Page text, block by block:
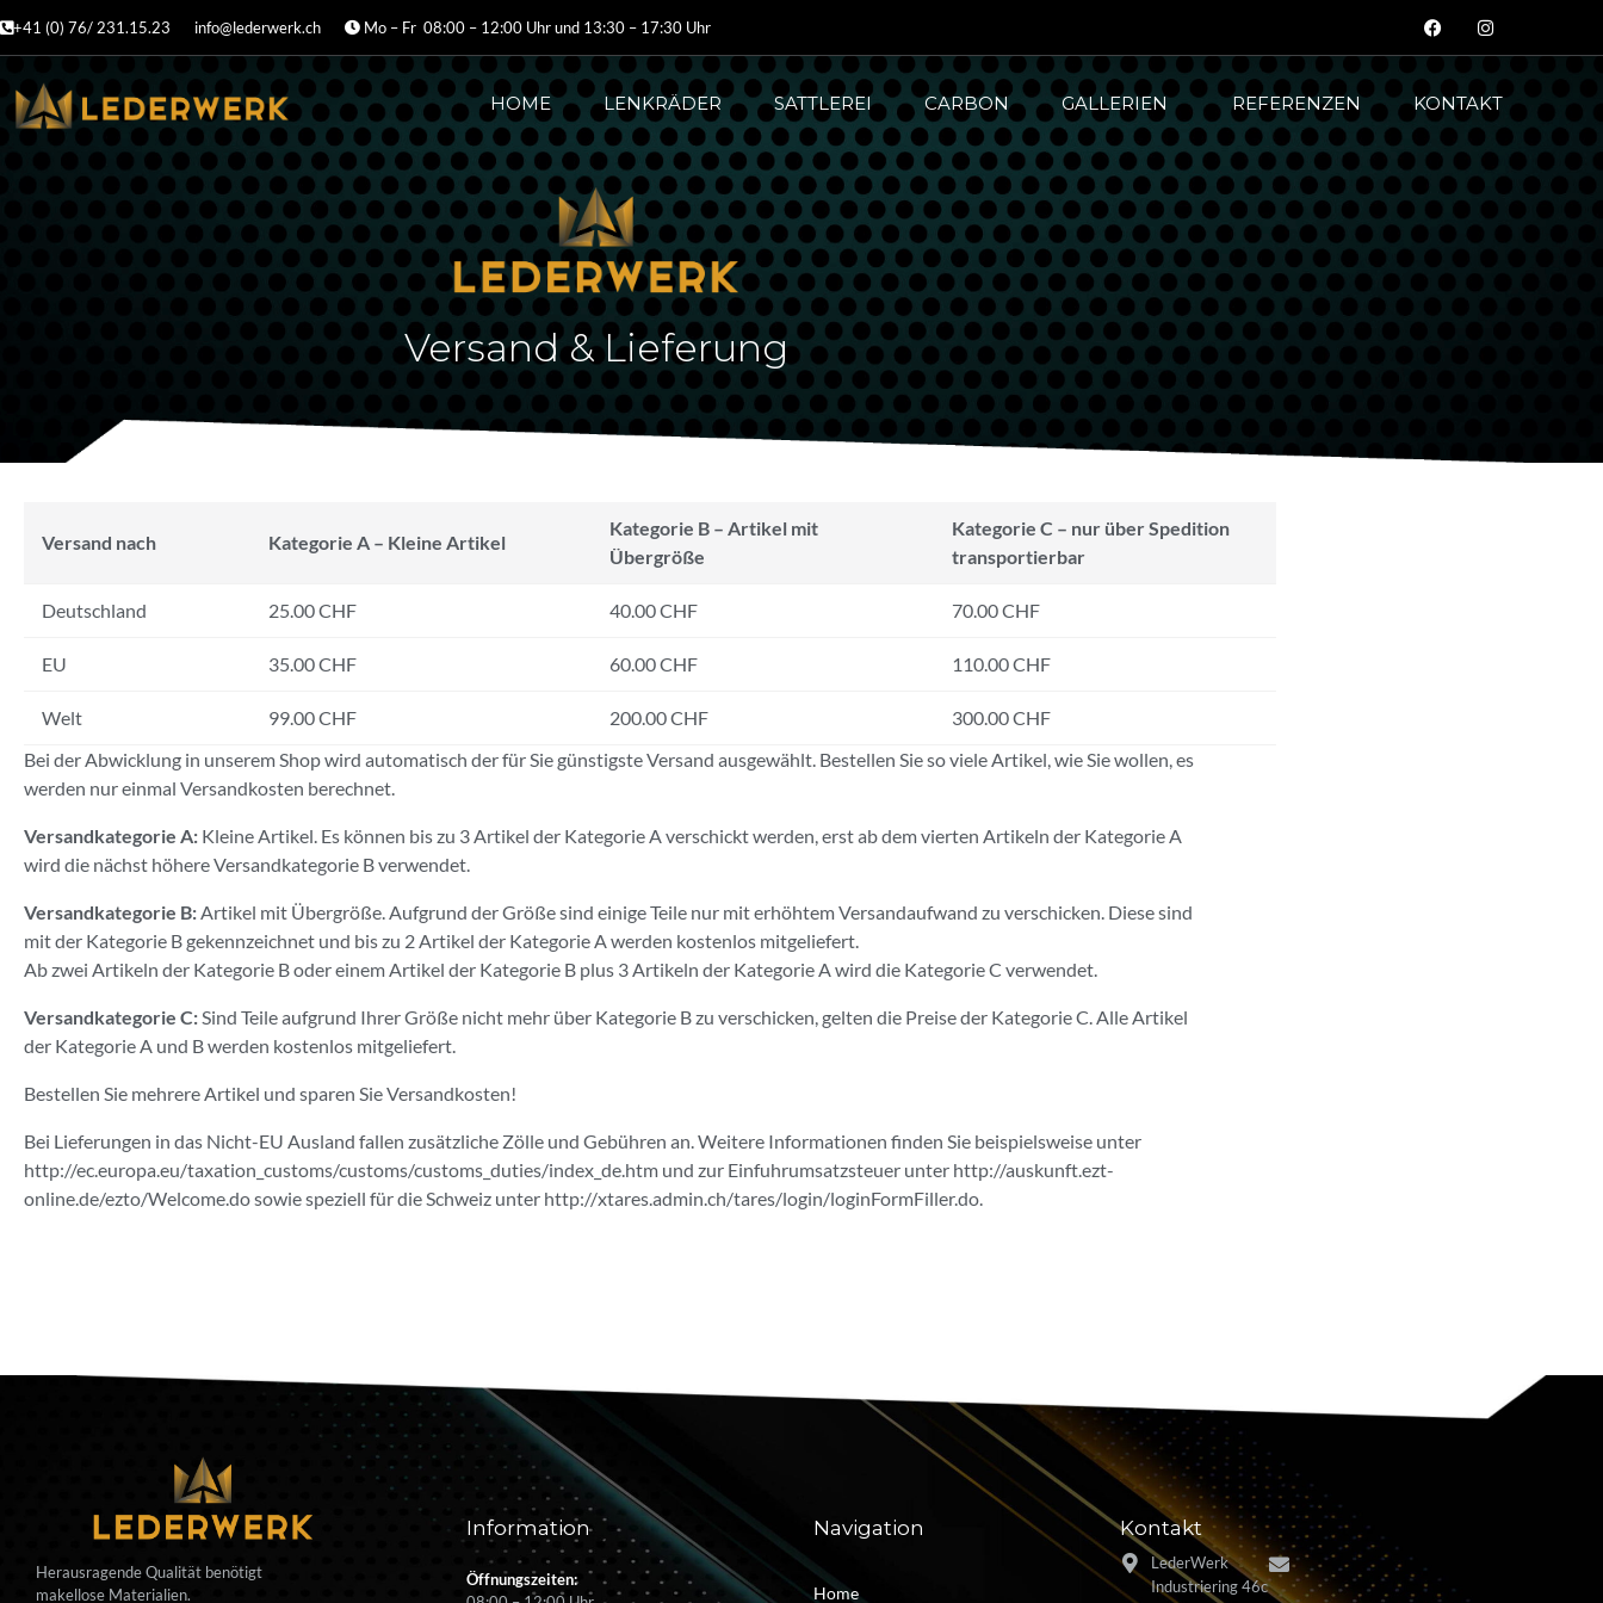
+41 (0) 76/ 231.15.23 info@lederwerk.ch Mo – Fr 08:00 – 12:00 Uhr und 13:30 – 17:30 Uhr
HOME LENKRÄDER SATTLEREI CARBON GALLERIEN REFERENZEN KONTAKT
Versand & Lieferung
Versand nach Kategorie A – Kleine Artikel
Kategorie B – Artikel mit
Übergröße
Kategorie C – nur über Spedition
transportierbar
Deutschland 25.00 CHF 40.00 CHF 70.00 CHF
EU 35.00 CHF 60.00 CHF 110.00 CHF
Welt 99.00 CHF 200.00 CHF
300.00 CHF
Bei der Abwicklung in unserem Shop wird automatisch der für Sie günstigste Versand ausgewählt. Bestellen Sie so viele Artikel, wie Sie wollen, es
werden nur einmal Versandkosten berechnet.
Versandkategorie A: Kleine Artikel. Es können bis zu 3 Artikel der Kategorie A verschickt werden, erst ab dem vierten Artikeln der Kategorie A
wird die nächst höhere Versandkategorie B verwendet.
Versandkategorie B:Artikel mit Übergröße. Aufgrund der Größe sind einige Teile nur mit erhöhtem Versandaufwand zu verschicken. Diese sind
mit der Kategorie B gekennzeichnet und bis zu 2 Artikel der Kategorie A werden kostenlos mitgeliefert.
Ab zwei Artikeln der Kategorie B oder einem Artikel der Kategorie B plus 3 Artikeln der Kategorie A wird die Kategorie C verwendet.
Versandkategorie C:Sind Teile aufgrund Ihrer Größe nicht mehr über Kategorie B zu verschicken, gelten die Preise der Kategorie C. Alle Artikel
der Kategorie A und B werden kostenlos mitgeliefert.
Bestellen Sie mehrere Artikel und sparen Sie Versandkosten!
Bei Lieferungen in das Nicht-EU Ausland fallen zusätzliche Zölle und Gebühren an. Weitere Informationen finden Sie beispielsweise unter
http://ec.europa.eu/taxation_customs/customs/customs_duties/index_de.htm und zur Einfuhrumsatzsteuer unter http://auskunft.ezt-
online.de/ezto/Welcome.do sowie speziell für die Schweiz unter http://xtares.admin.ch/tares/login/loginFormFiller.do.
Herausragende Qualität benötigt
makellose Materialien.
Information
Öffnungszeiten:
Navigation
Home
Kontakt
LederWerk
Industriering 46c